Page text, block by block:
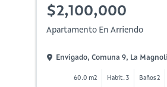
$2,100,000
Apartamento En Arriendo
Envigado, Comuna 9, La
60.0 m2 Habit. 3 Baños 2